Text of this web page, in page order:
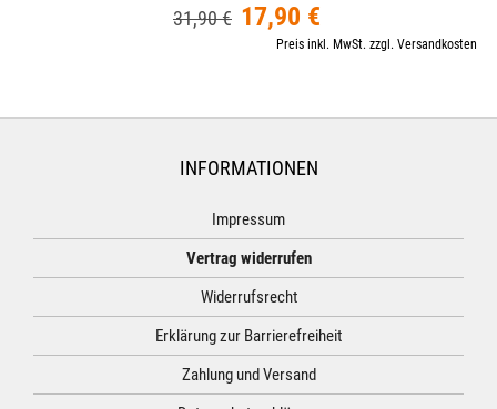
31,90 € 17,90 €
Preis inkl. MwSt. zzgl. Versandkosten
INFORMATIONEN
Impressum
Vertrag widerrufen
Widerrufsrecht
Erklärung zur Barrierefreiheit
Zahlung und Versand